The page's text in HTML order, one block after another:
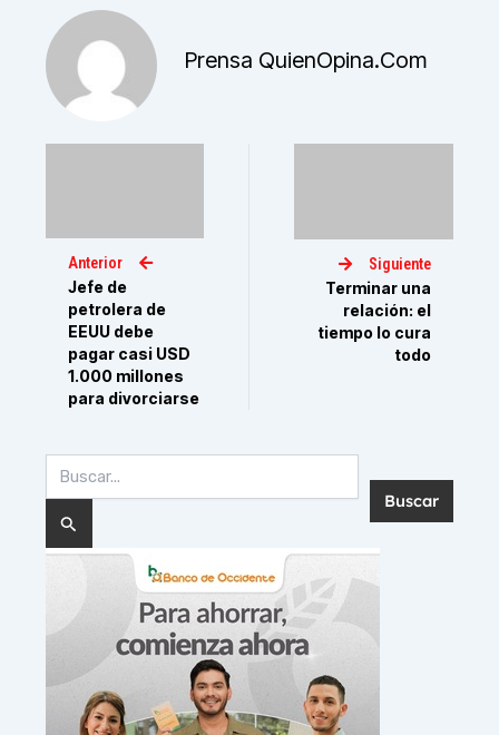
Prensa QuienOpina.com
Anterior
Jefe de
petrolera de
EEUU debe
pagar casi USD
1.000 millones
para divorciarse
Siguiente
Terminar una
relación: el
tiempo lo cura
todo
por: